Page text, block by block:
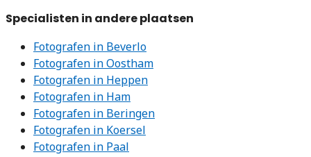
Specialisten in andere plaatsen
Fotografen in Beverlo
Fotografen in Oostham
Fotografen in Heppen
Fotografen in Ham
Fotografen in Beringen
Fotografen in Koersel
Fotografen in Paal